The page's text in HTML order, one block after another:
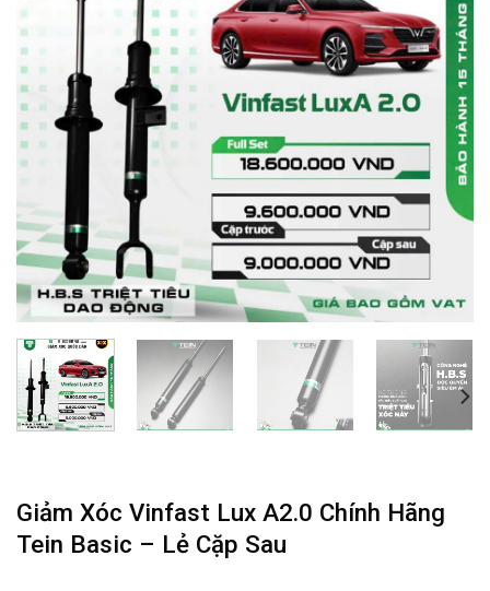
Giảm Xóc Vinfast Lux A2.0 Chính Hãng
Tein Basic – Lẻ Cặp Sau